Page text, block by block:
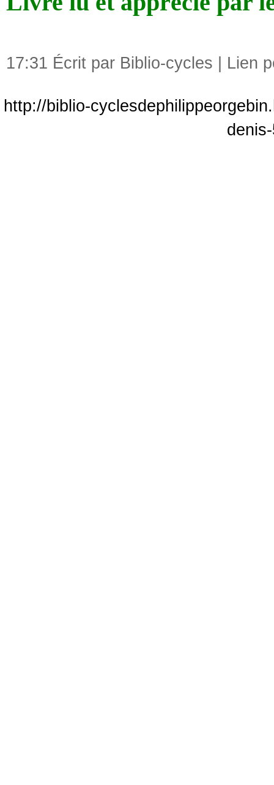
17:31 Écrit par Biblio-cycles | Lien
http://biblio-